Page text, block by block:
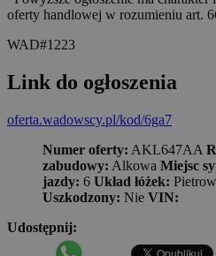
oferty handlowej w rozumieniu art.
WAD#1223
Link do ogłoszenia
oferta.wadowscy.pl/kod/6ga7
Numer oferty: AKL647AA
zabudowy: Alkowa Miejsc
jazdy: 6 Układ łóżek:
Uszkodzony: Nie VIN:
Udostępnij: